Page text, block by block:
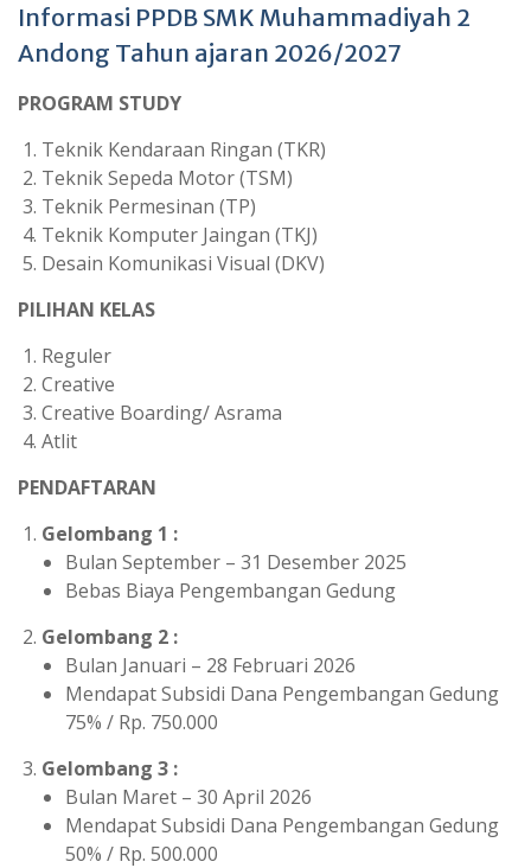
Informasi PPDB SMK Muhammadiyah 2
Andong Tahun ajaran 2026/2027
PROGRAM STUDY
Teknik Kendaraan Ringan (TKR)
Teknik Sepeda Motor (TSM)
Teknik Permesinan (TP)
Teknik Komputer Jaingan (TKJ)
Desain Komunikasi Visual (DKV)
PILIHAN KELAS
Reguler
Creative
Creative Boarding/ Asrama
Atlit
PENDAFTARAN
Gelombang 1 :
Bulan September – 31 Desember 2025
Bebas Biaya Pengembangan Gedung
Gelombang 2 :
Bulan Januari – 28 Februari 2026
Mendapat Subsidi Dana Pengembangan Gedung
75% / Rp. 750.000
Gelombang 3 :
Bulan Maret – 30 April 2026
Mendapat Subsidi Dana Pengembangan Gedung
50% / Rp. 500.000